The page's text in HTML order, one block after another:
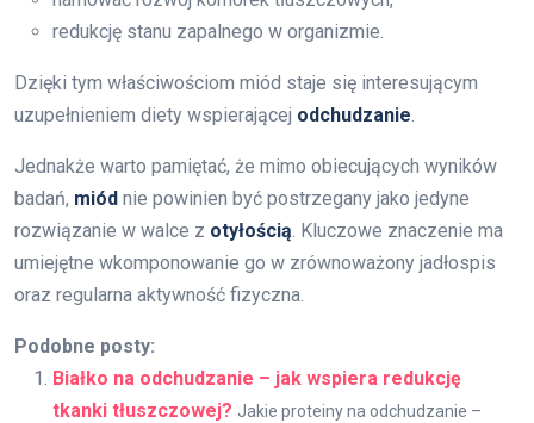
redukcję stanu zapalnego w organizmie.
Dzięki tym właściwościom miód staje się interesującym
uzupełnieniem diety wspierającej odchudzanie
Jednakże warto pamiętać, że mimo obiecujących wyników
badań, miód nie powinien być postrzegany jako jedyne
rozwiązanie w walce z otyłością . Kluczowe znaczenie ma
umiejętne wkomponowanie go w zrównoważony jadłospis
oraz regularna aktywność fizyczna.
Podobne posty:
Białko na odchudzanie – jak wspiera redukcję
tkanki tłuszczowej? Jakie proteiny na odchudzanie –